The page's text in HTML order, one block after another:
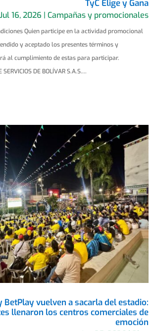
TyC Elige y Gana
Jul 16, 2026 | Campañas y promocionales
Quien participe en la actividad promocional
y aceptado los presentes términos y
al cumplimiento de estas para participar.
SERVICIOS DE BOLÍVAR S.A.S....
BetPlay vuelven a sacarla del estadio:
llenaron los centros comerciales de
emoción